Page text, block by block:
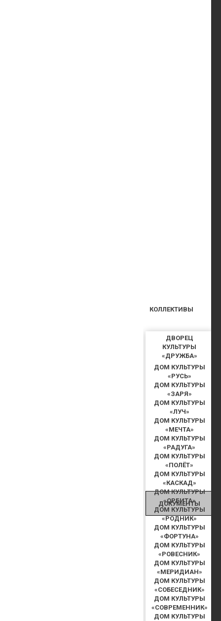
ДВОРЕЦ
КУЛЬТУРЫ
«ДРУЖБА»
ДОМ КУЛЬТУРЫ
«РУСЬ»
ДОМ КУЛЬТУРЫ
«ЗАРЯ»
ДОМ КУЛЬТУРЫ
«ЛУЧ»
ДОМ КУЛЬТУРЫ
«МЕЧТА»
ДОМ КУЛЬТУРЫ
«РАДУГА»
ДОМ КУЛЬТУРЫ
«ПОЛЁТ»
ДОМ КУЛЬТУРЫ
«КАСКАД»
ДОМ КУЛЬТУРЫ
«ОРБИТА»
ДОМ КУЛЬТУРЫ
«РОДНИК»
ДОМ КУЛЬТУРЫ
«ФОРТУНА»
ДОМ КУЛЬТУРЫ
«РОВЕСНИК»
ДОМ КУЛЬТУРЫ
«МЕРИДИАН»
ДОМ КУЛЬТУРЫ
«СОБЕСЕДНИК»
ДОМ КУЛЬТУРЫ
«СОВРЕМЕННИК»
ДОМ КУЛЬТУРЫ
КОЛЛЕКТИВЫ
ДОКУМЕНТЫ